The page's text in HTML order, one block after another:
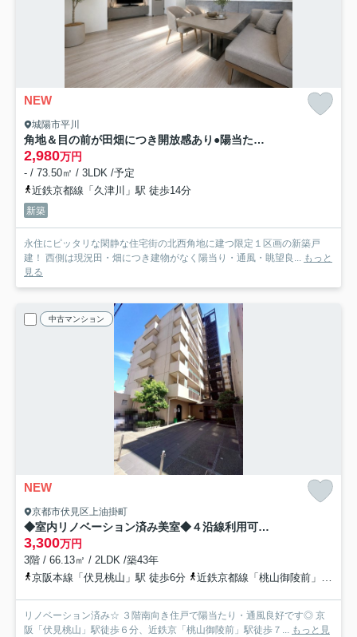
NEW
城陽市平川
角地＆目の前が田畑につき開放感あり●陽当たり良好３ＬＤＫ●駐車２台可能●城陽市平川広田
2,980万円
- / 73.50㎡ / 3LDK /予定
近鉄京都線「久津川」駅 徒歩14分
新築
永住にピッタリな閑静な住宅街の北西角地に建つ限定１区画の新築戸
建！ 西側は現況田・畑につき建物がなく陽当り・通風・眺望良...
もっと
見る
中古マンション
NEW
京都市伏見区上油掛町
◆室内リノベーション済み美室◆４沿線利用可◆南向きバルコニー◆周辺施設充実◆ハイツ伏見桃山
3,300万円
3階 / 66.13㎡ / 2LDK /築43年
京阪本線「伏見桃山」駅 徒歩6分
近鉄京都線「桃山御陵前」駅 徒歩7分
リノベーション済み☆ ３階南向き住戸で陽当たり・通風良好です◎ 京
阪「伏見桃山」駅徒歩６分、近鉄京「桃山御陵前」駅徒歩７...
もっと見